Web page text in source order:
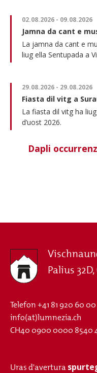
02.08.2026 - 09.08.2026
Jamna da cant e
La jamna da cant e
liug ella Sentupada a
29.08.2026 - 29.08.2026
Fiasta dil vitg a
La fiasta dil vitg ha
d’uost 2026.
Dapli
Palius
Telefon+41 81 920 60 00
info(at)lumnezia.ch
CH40 0900 0000 8540
Uras d'avertura